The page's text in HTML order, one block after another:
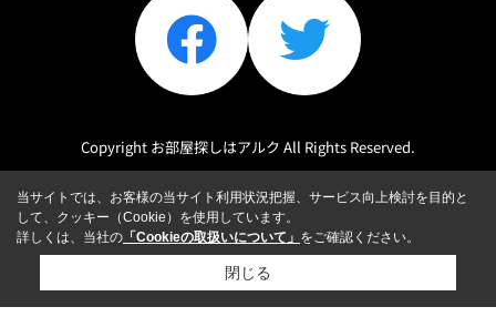
Copyright お部屋探しはアルク All Rights Reserved.
当サイトでは、お客様の当サイト利用状況把握、サービス向上検討を目的と
して、クッキー（Cookie）を使用しています。
詳しくは、当社の 「Cookieの取扱いについて」 をご確認ください。
閉じる